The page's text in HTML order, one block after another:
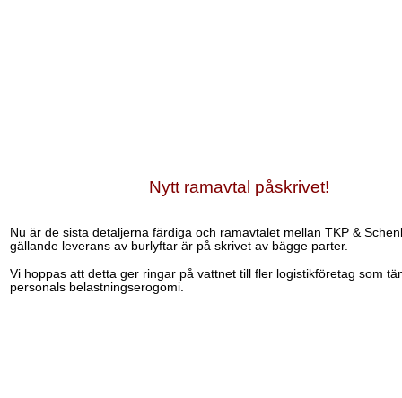
Nytt ramavtal påskrivet!
Nu är de sista detaljerna färdiga och ramavtalet mellan TKP &
gällande leverans av burlyftar är på skrivet av bägge parter.
Vi hoppas att detta ger ringar på vattnet till fler logistikföretag som
personals belastningserogomi.